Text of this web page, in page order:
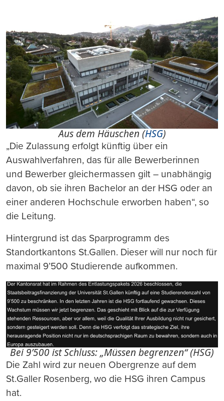
Aus dem Häuschen (HSG)
„Die Zulassung erfolgt künftig über ein
Auswahlverfahren, das für alle Bewerberinnen
und Bewerber gleichermassen gilt – unabhängig
davon, ob sie ihren Bachelor an der HSG oder an
einer anderen Hochschule erworben haben“, so
die Leitung.
Hintergrund ist das Sparprogramm des
Standortkantons St.Gallen. Dieser will nur noch für
maximal 9’500 Studierende aufkommen.
Bei 9’500 ist Schluss: „Müssen begrenzen“ (HSG)
Die Zahl wird zur neuen Obergrenze auf dem
St.Galler Rosenberg, wo die HSG ihren Campus
hat.